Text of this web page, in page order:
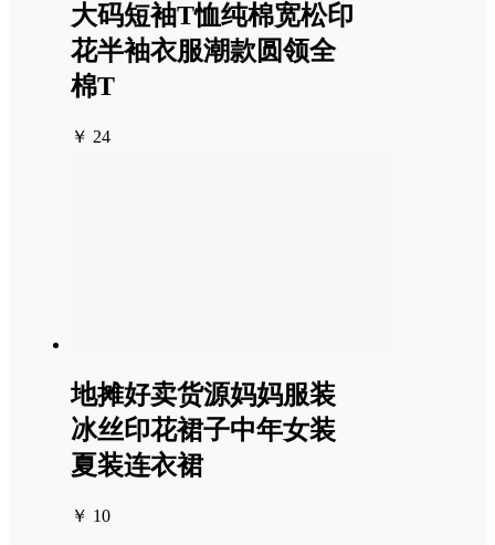
大码短袖T恤纯棉宽松印
花半袖衣服潮款圆领全
棉T
￥ 24
地摊好卖货源妈妈服装
冰丝印花裙子中年女装
夏装连衣裙
￥ 10